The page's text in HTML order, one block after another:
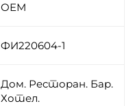
ОЕМ
ФИ220604-1
Дом. Ресторан. Бар.
Хотел.